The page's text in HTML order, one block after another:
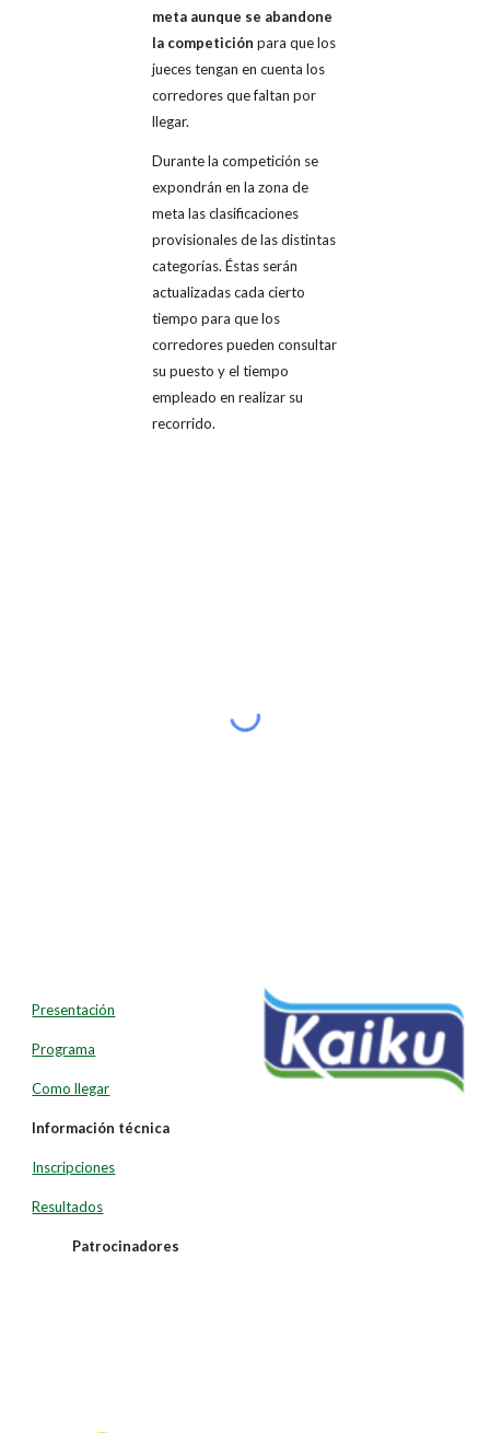
meta aunque se abandone
la competición para que los
jueces tengan en cuenta los
corredores que faltan por
llegar.
Durante la competición se
expondrán en la zona de
meta las clasificaciones
provisionales de las distintas
categorías. Éstas serán
actualizadas cada cierto
tiempo para que los
corredores pueden consultar
su puesto y el tiempo
empleado en realizar su
recorrido.
Presentación
Programa
Como llegar
Información técnica
Inscripciones
Resultados
Patrocinadores